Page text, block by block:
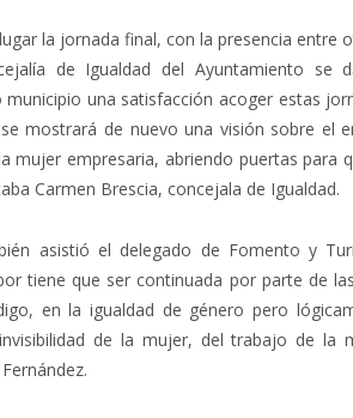
la jornada final, con la presencia entre
de Igualdad del Ayuntamiento se
municipio una satisfacción acoger estas
mostrará de nuevo una visión sobre el
mujer empresaria, abriendo puertas para
Carmen Brescia, concejala de Igualdad.
asistió el delegado de Fomento y
tiene que ser continuada por parte de
en la igualdad de género pero
de la mujer, del trabajo de la